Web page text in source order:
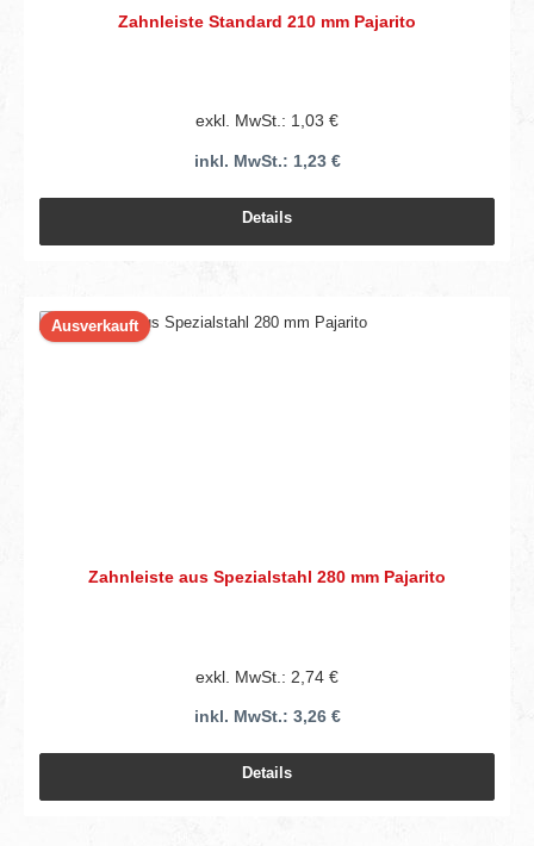
Zahnleiste Standard 210 mm Pajarito
exkl. MwSt.: 1,03 €
inkl. MwSt.: 1,23 €
Details
Ausverkauft
Zahnleiste aus Spezialstahl 280 mm Pajarito
exkl. MwSt.: 2,74 €
inkl. MwSt.: 3,26 €
Details